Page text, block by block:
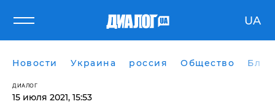
UA
Новости Украина россия Общество
ДИАЛОГ
15 июля 2021, 15:53